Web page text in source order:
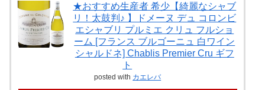
★おすすめ生産者 希少【綺麗なシャブ
リ！太鼓判♪ 】ドメーヌ デュ コロンビ
エシャブリ プルミエ クリュ フルショ
ーム [フランス ブルゴーニュ 白ワイン
シャルドネ] Chablis Premier Cru ギフ
ト
posted with カエレバ